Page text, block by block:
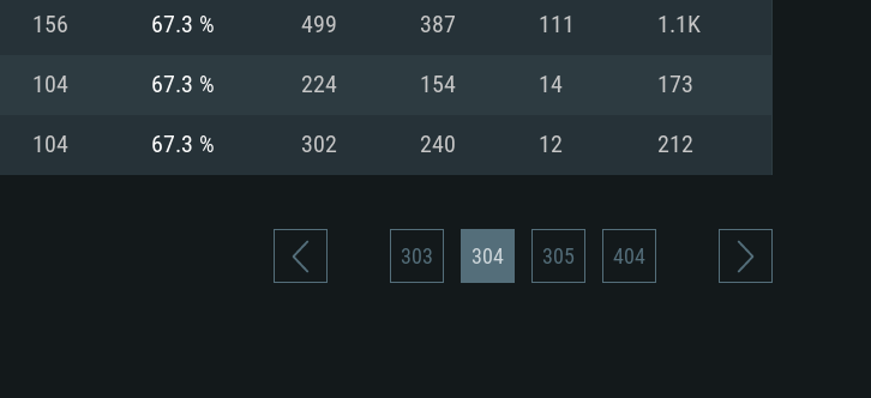
Disco: 60,2 GB
Network: Internet de banda larga.
Disco: 60,2 GB
156 67.3 % 499 387 111 1.1K
104 67.3 % 224 154 14 173
104 67.3 % 302 240 12 212
303 304 305 404